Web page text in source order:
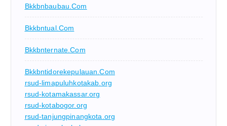
Bkkbnbaubau.com
Bkkbntual.com
Bkkbnternate.com
Bkkbntidorekepulauan.com
rsud-limapuluhkotakab.org
rsud-kotamakassar.org
rsud-kotabogor.org
rsud-tanjungpinangkota.org